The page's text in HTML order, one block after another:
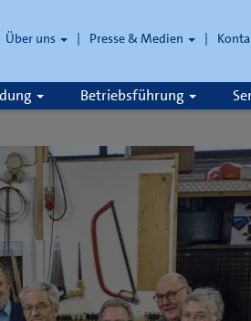
Über uns Presse & Medien
Betriebsführung